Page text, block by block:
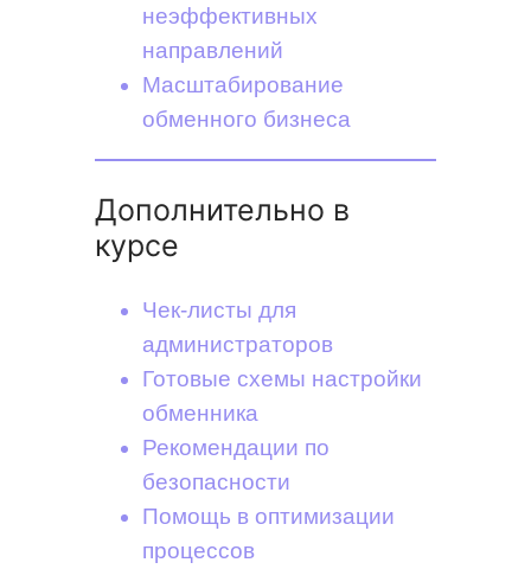
неэффективных
направлений
Масштабирование
обменного бизнеса
Дополнительно в
курсе
Чек-листы для
администраторов
Готовые схемы настройки
обменника
Рекомендации по
безопасности
Помощь в оптимизации
процессов